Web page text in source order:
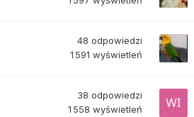
48 odpowiedzi
1 591 wyświetleń
38 odpowiedzi
1 558 wyświetleń